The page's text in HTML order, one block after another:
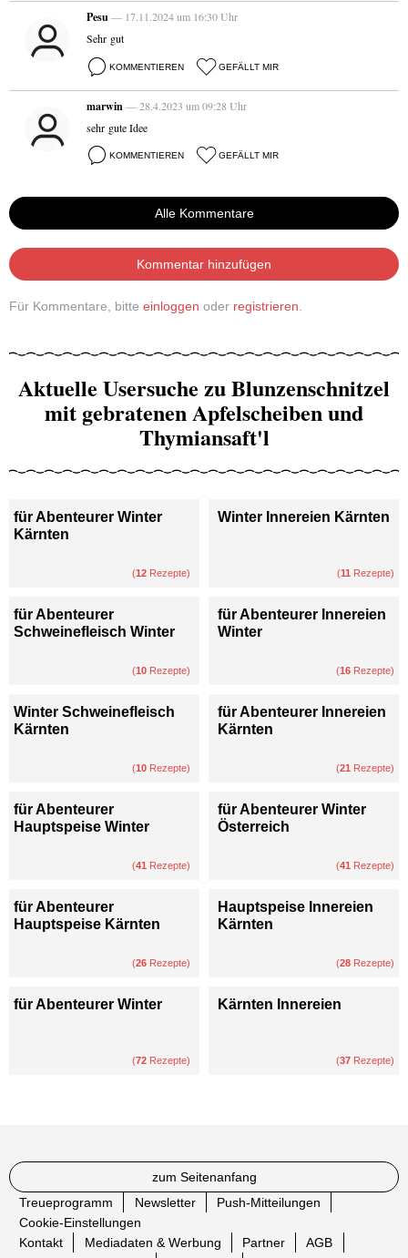
Pesu— 17.11.2024 um 16:30 Uhr
Sehr gut
KOMMENTIEREN GEFÄLLT MIR
marwin— 28.4.2023 um 09:28 Uhr
sehr gute Idee
KOMMENTIEREN GEFÄLLT MIR
Alle Kommentare
Kommentar hinzufügen
Für Kommentare, bitte einloggen oder registrieren
Aktuelle Usersuche zu Blunzenschnitzel
mit gebratenen Apfelscheiben und
Thymiansaft'l
für Abenteurer Winter
Kärnten
(12 Rezepte)
Winter Innereien Kärnten
(11 Rezepte)
für Abenteurer
Schweinefleisch Winter
(10 Rezepte)
für Abenteurer Innereien
Winter
(16 Rezepte)
Winter Schweinefleisch
Kärnten
(10 Rezepte)
für Abenteurer Innereien
Kärnten
(21 Rezepte)
für Abenteurer
Hauptspeise Winter
(41 Rezepte)
für Abenteurer Winter
Österreich
(41 Rezepte)
für Abenteurer
Hauptspeise Kärnten
(26 Rezepte)
Hauptspeise Innereien
Kärnten
(28 Rezepte)
für Abenteurer Winter
(72 Rezepte)
Kärnten Innereien
(37 Rezepte)
zum Seitenanfang
Treueprogramm
Newsletter
Push-Mitteilungen
Cookie-Einstellungen
Kontakt
Mediadaten & Werbung Partner
AGB